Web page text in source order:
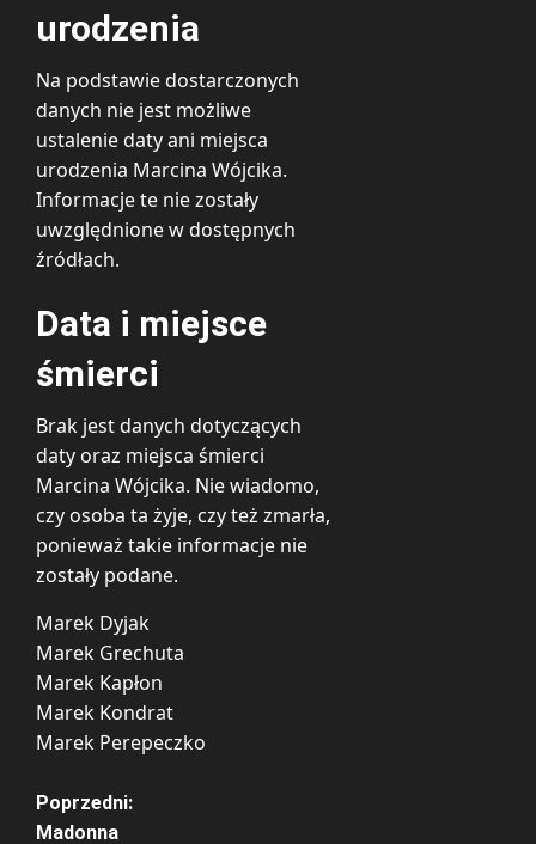
urodzenia
Na podstawie dostarczonych
danych nie jest możliwe
ustalenie daty ani miejsca
urodzenia Marcina Wójcika.
Informacje te nie zostały
uwzględnione w dostępnych
źródłach.
Data i miejsce
śmierci
Brak jest danych dotyczących
daty oraz miejsca śmierci
Marcina Wójcika. Nie wiadomo,
czy osoba ta żyje, czy też zmarła,
ponieważ takie informacje nie
zostały podane.
Marek Dyjak
Marek Grechuta
Marek Kapłon
Marek Kondrat
Marek Perepeczko
Z
Poprzedni:
Madonna